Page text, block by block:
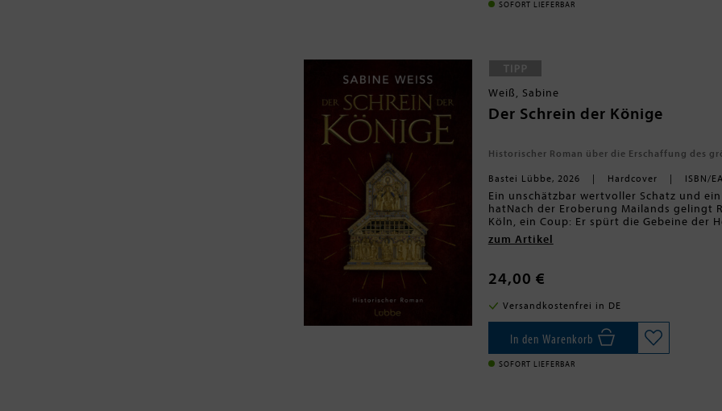
außergewöhnliche Erzählerin Trude
Von der Autorin der bewegenden
»Als Großmutter im Regen tanzte«,
uns wieder am Meer«.
SOFORT LIEFERBAR
Weiß, Sabine
Der Schrein der Könige
Historischer Roman über die Erschaffung des
Bastei Lübbe, 2026 Hardcover ISBN/
Ein unschätzbar wertvoller Schatz und
hatNach der Eroberung Mailands gelingt
Köln, ein Coup: Er spürt die Gebeine der
Barbarossa, dass er diese in sein
von Pilgern, die sich von den Reliquien
Goldschmieds Nicolaus zu Ohren
Reliquien und der Stadt, in der sie
sind jedoch alles andere als begeistert,
Nase wegschnappt ...Atmosphärisch,
die Erschaffung des weltberühmten
Kunst, die Kraft der Familie und die
zum Artikel
24,00 €
Versandkostenfrei in DE
In den Warenkorb
SOFORT LIEFERBAR